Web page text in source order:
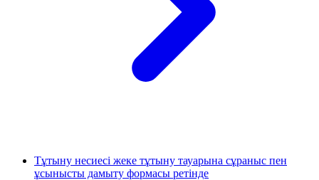
Тұтыну несиесі жеке тұтыну тауарына сұраныс пен
ұсынысты дамыту формасы ретінде